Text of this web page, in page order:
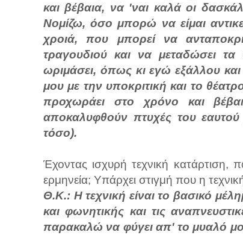
και βέβαια, να 'ναι καλά οι
Νομίζω, όσο μπορώ να είμαι
χροιά, που μπορεί να
τραγουδιού και να μεταδώσει
ωριμάσει, όπως κι εγώ εξάλλου
μου με την υποκριτική και το
προχωράει στο χρόνο και
αποκαλυφθούν πτυχές του
τόσο).
Έχοντας ισχυρή τεχνική κατάρτιση,
ερμηνεία; Υπάρχει στιγμή που η
Θ.Κ.: Η τεχνική είναι το βασικό
και φωνητικής και τις
παρακαλώ να φύγει απ' το μυαλό